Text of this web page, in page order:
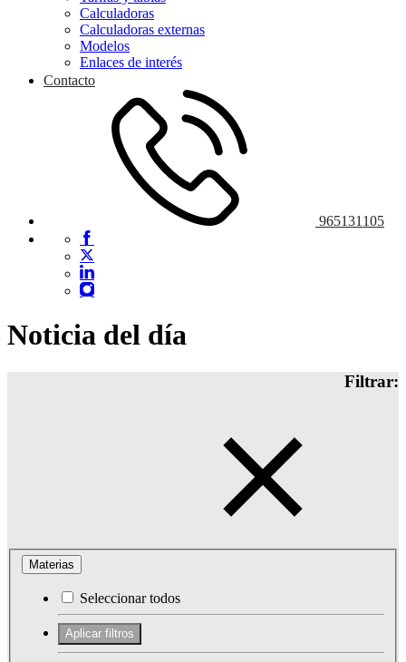
Calculadoras
Calculadoras externas
Modelos
Enlaces de interés
Contacto
965131105
Noticia del día
Filtrar:
Materias
Seleccionar todos